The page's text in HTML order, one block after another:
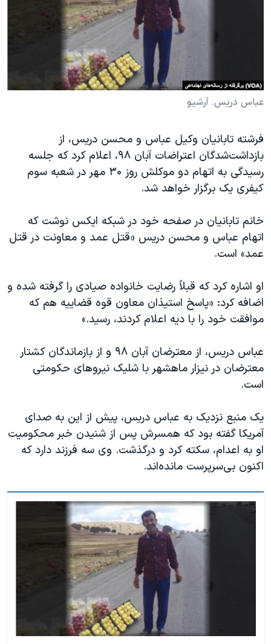
اسرائیل در جنگ
آرشیو پخش زنده
انتخابات ریاست جمهوری آمریکا ۲۰۲۴
حمله جمهوری اسلامی به اسرائیل
ورزش زنان در ایران
مجموعه مستندهای دادخواهی
تریبونال مردمی آبان ۹۸
دادگاه حمید نوری
قانون شفافیت دارائی کادر رهبری ایران
اعتراضات مردمی آبان ۹۸
نرگس محمدی برنده جایزه نوبل صلح
همایش محافظه‌کاران آمریکا «سی‌پک»
سفر پرزیدنت ترامپ به چین
زبانهای مختلف
عباس دریس. آرشیو
فرشته تابانیان وکیل عباس و محسن دریس، از
بازداشت‌شدگان اعتراضات آبان ۹۸، اعلام کرد که جلسه
رسیدگی به اتهام دو موکلش روز ۳۰ مهر در شعبه سوم
کیفری یک برگزار خواهد شد.
خانم تابانیان در صفحه خود در شبکه ایکس نوشت که
اتهام عباس و محسن دریس «قتل عمد و معاونت در قتل
عمد» است.
او اشاره کرد که قبلاً رضایت خانواده صیادی را گرفته‌ شده و
اضافه کرد: «پاسخ استیذان معاون قوه قضاییه هم که
موافقت خود را با دیه اعلام کردند، رسید.»
عباس دریس، از معترضان آبان ۹۸ و از بازماندگان کشتار
معترضان در نیزار ماهشهر با شلیک نیروهای حکومتی
است.
یک منبع نزدیک به عباس دریس، پیش از این به صدای
آمریکا گفته بود که همسرش پس از شنیدن خبر محکومیت
او به اعدام، سکته کرد و درگذشت. وی سه فرزند دارد که
اکنون بی‌سرپرست مانده‌اند.